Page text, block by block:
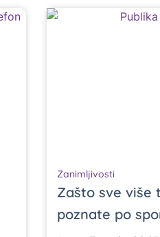
Zanimljivosti
Zašto sve više
poznate po